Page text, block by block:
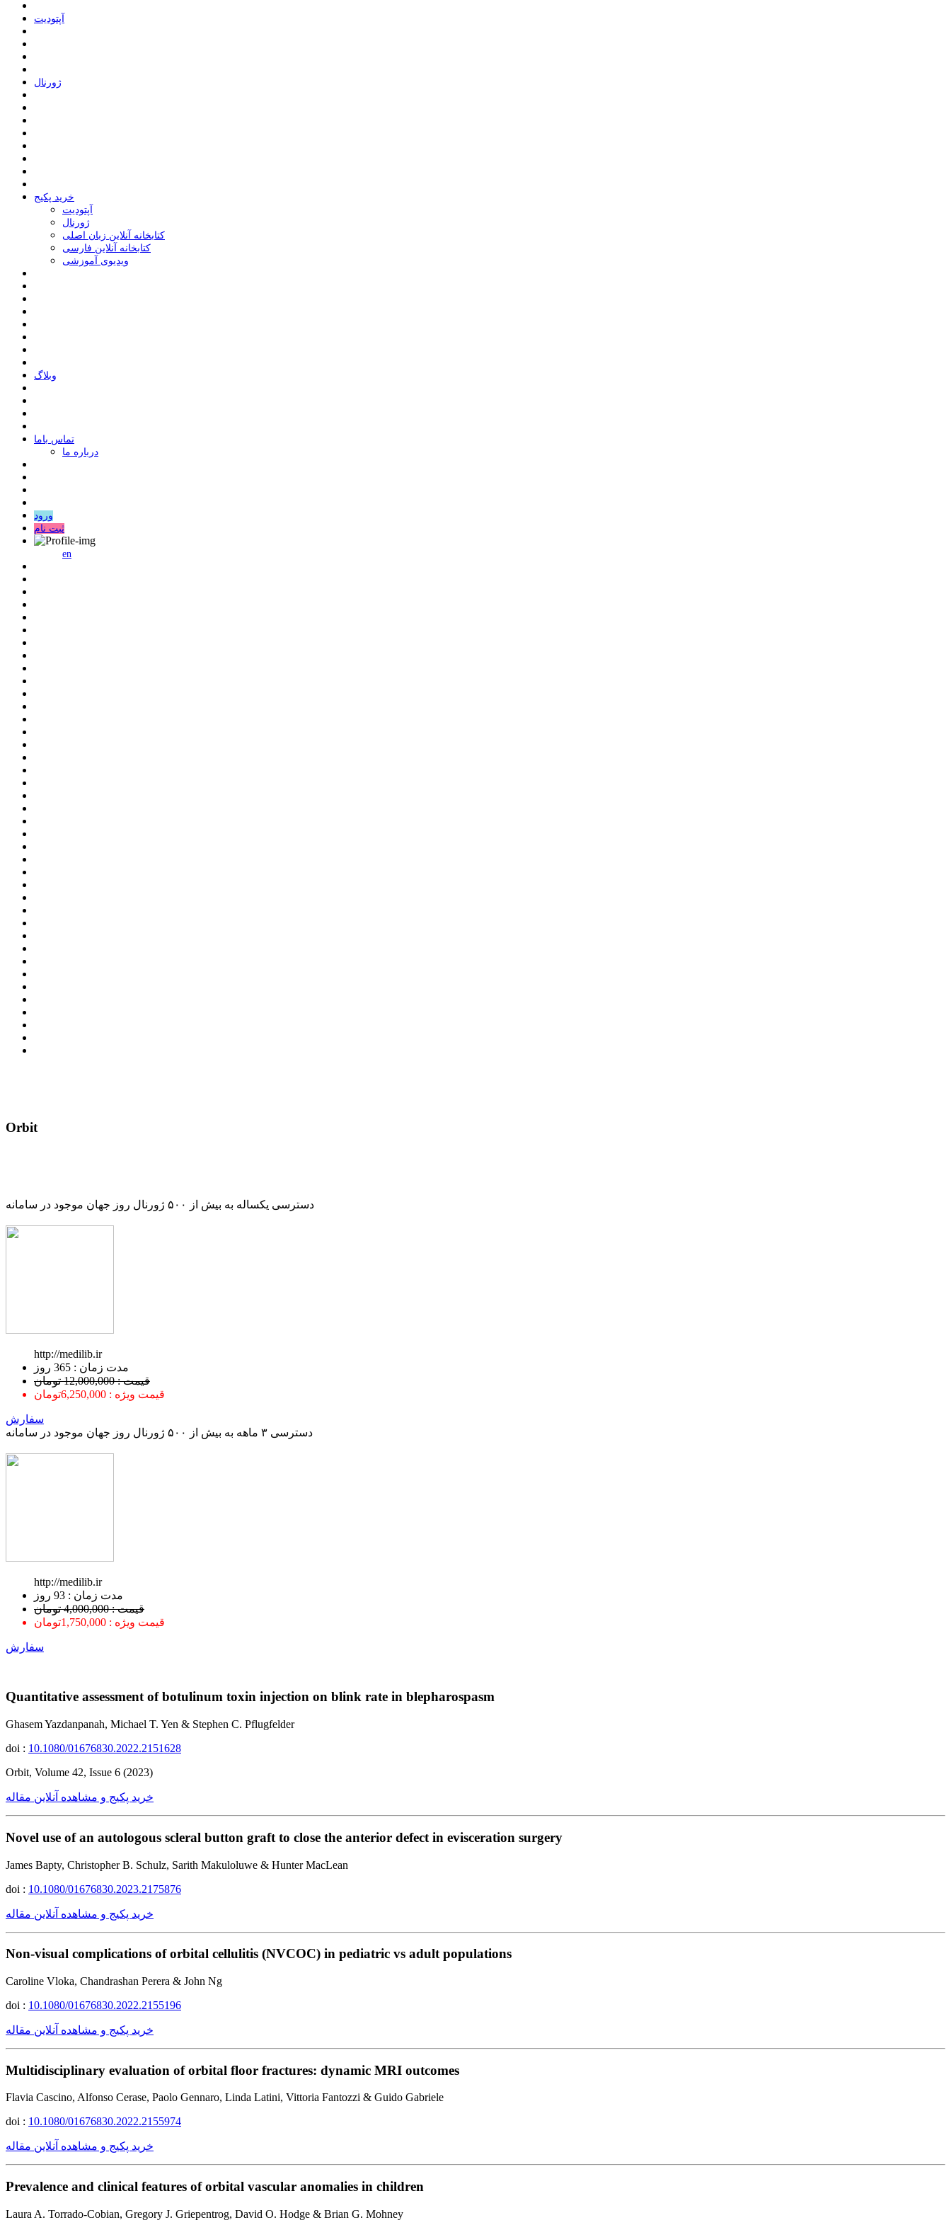
ﺁﭘﺘﻮﺩﯾﺖ
ﮊﻭﺭﻧﺎﻝ
خرید پکیج
ﺁﭘﺘﻮﺩﯾﺖ
ﮊﻭﺭﻧﺎﻝ
کتابخانه آنلاین زبان اصلی
کتابخانه آنلاین فارسی
ویدیوی آموزشی
وبلاگ
ﺗﻤﺎﺱ ﺑﺎﻣﺎ
درباره ما
ورود
ثبت نام
en
Orbit
دسترسی یکساله به بیش از ۵۰۰ ژورنال روز جهان موجود در سامانه
http://medilib.ir
ﻣﺪﺕ ﺯﻣﺎﻥ : 365 ﺭﻭﺯ
قیمت : 12,000,000 تومان
قیمت ویژه : 6,250,000تومان
سفارش
دسترسی ۳ ماهه به بیش از ۵۰۰ ژورنال روز جهان موجود در سامانه
http://medilib.ir
ﻣﺪﺕ ﺯﻣﺎﻥ : 93 ﺭﻭﺯ
قیمت : 4,000,000 تومان
قیمت ویژه : 1,750,000تومان
سفارش
Quantitative assessment of botulinum toxin injection on blink rate in blepharospasm
Ghasem Yazdanpanah, Michael T. Yen & Stephen C. Pflugfelder
doi : 10.1080/01676830.2022.2151628
Orbit, Volume 42, Issue 6 (2023)
خرید پکیج و مشاهده آنلاین مقاله
Novel use of an autologous scleral button graft to close the anterior defect in evisceration surgery
James Bapty, Christopher B. Schulz, Sarith Makuloluwe & Hunter MacLean
doi : 10.1080/01676830.2023.2175876
خرید پکیج و مشاهده آنلاین مقاله
Non-visual complications of orbital cellulitis (NVCOC) in pediatric vs adult populations
Caroline Vloka, Chandrashan Perera & John Ng
doi : 10.1080/01676830.2022.2155196
خرید پکیج و مشاهده آنلاین مقاله
Multidisciplinary evaluation of orbital floor fractures: dynamic MRI outcomes
Flavia Cascino, Alfonso Cerase, Paolo Gennaro, Linda Latini, Vittoria Fantozzi & Guido Gabriele
doi : 10.1080/01676830.2022.2155974
خرید پکیج و مشاهده آنلاین مقاله
Prevalence and clinical features of orbital vascular anomalies in children
Laura A. Torrado-Cobian, Gregory J. Griepentrog, David O. Hodge & Brian G. Mohney